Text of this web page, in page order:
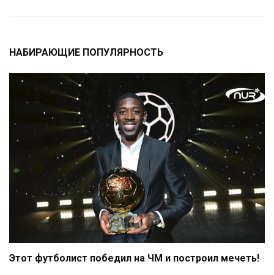
НАБИРАЮЩИЕ ПОПУЛЯРНОСТЬ
Этот футболист победил на ЧМ и построил мечеть!